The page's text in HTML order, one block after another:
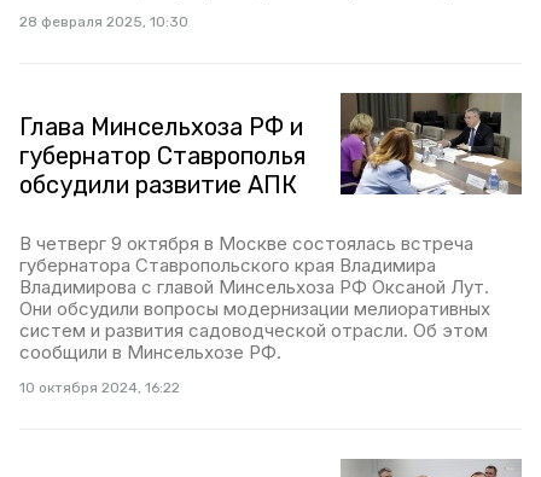
28 февраля 2025, 10:30
Глава Минсельхоза РФ и
губернатор Ставрополья
обсудили развитие АПК
В четверг 9 октября в Москве состоялась встреча
губернатора Ставропольского края Владимира
Владимирова с главой Минсельхоза РФ Оксаной Лут.
Они обсудили вопросы модернизации мелиоративных
систем и развития садоводческой отрасли. Об этом
сообщили в Минсельхозе РФ.
10 октября 2024, 16:22